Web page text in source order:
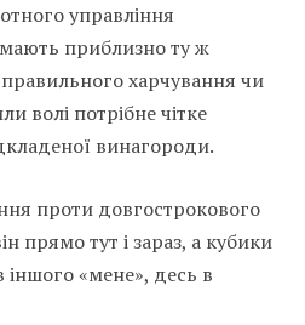
управління
приблизно ту ж
харчування чи
волі потрібне чітке
винагороди.
проти довгострокового
прямо тут і зараз, а кубики
іншого «мене», десь в